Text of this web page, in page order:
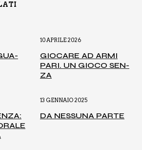
10 APRILE 2026
GIO­CA­RE AD ARMI
PARI. UN GIO­CO SEN­
ZA
13 GENNAIO 2025
DA NES­SU­NA PAR­TE